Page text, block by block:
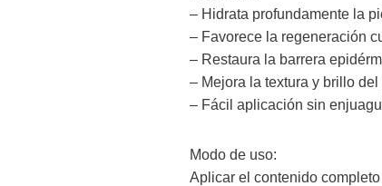
– Hidrata profundamente la
– Favorece la regeneración
– Restaura la barrera
– Mejora la textura y brillo
– Fácil aplicación sin
Modo de uso:
Aplicar el contenido